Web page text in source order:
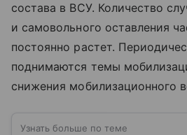
состава в ВСУ. Количество
и самовольного оставления
постоянно растет.
поднимаются темы
снижения мобилизационного
Узнать больше по теме